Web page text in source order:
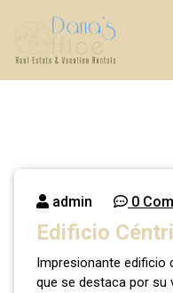
contenido
Real Estate & Vacation
admin 0
Edificio
Impresionante edificio
que se destaca por su